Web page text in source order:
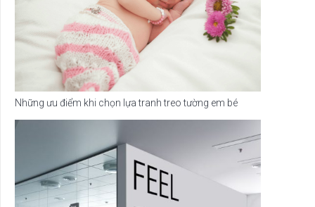
Những ưu điểm khi chọn lựa tranh treo tường em bé